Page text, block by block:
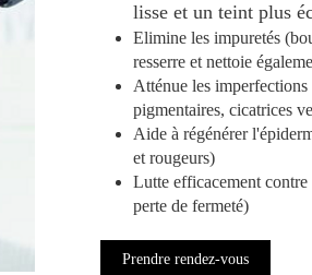
lisse et un teint plus
Elimine les impuretés
resserre et nettoie
Atténue les imperfections
pigmentaires, cicatrices
Aide à régénérer
et rougeurs)
Lutte efficacement contre
perte de fermeté)
Prendre rendez-vous